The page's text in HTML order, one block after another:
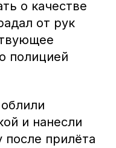
о качестве
от рук
полицией
и нанесли
после прилёта